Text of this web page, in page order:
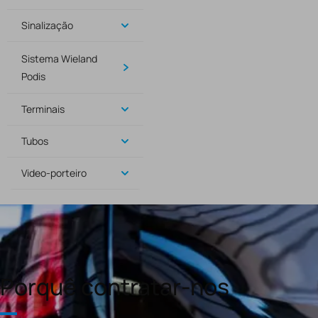
Sinalização
Sistema Wieland
Podis
Terminais
Tubos
Video-porteiro
Porquê contratar-nos